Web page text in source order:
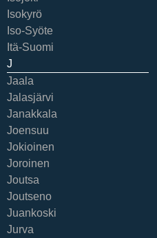
Isokyrö
Iso-Syöte
Itä-Suomi
J
Jaala
Jalasjärvi
Janakkala
Joensuu
Jokioinen
Joroinen
Joutsa
Joutseno
Juankoski
Jurva